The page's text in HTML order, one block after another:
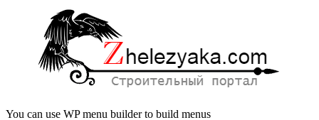
You can use WP menu builder to build menus